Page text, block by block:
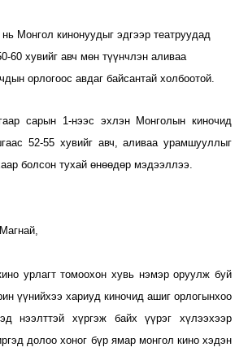
Монгол кинонуудыг эдгээр театруудад
60 хувийг авч мөн түүнчлэн аливаа
орлогоос авдаг байсантай холбоотой.
сарын 1-нээс эхлэн Монголын киночид
52-55 хувийг авч, аливаа урамшууллыг
болсон тухай өнөөдөр мэдээллээ.
урлагт томоохон хувь нэмэр оруулж буй
үүнийхээ хариуд киночид ашиг орлогынхоо
нээлттэй хүргэж байх үүрэг хүлээхээр
долоо хоног бүр ямар монгол кино хэдэн